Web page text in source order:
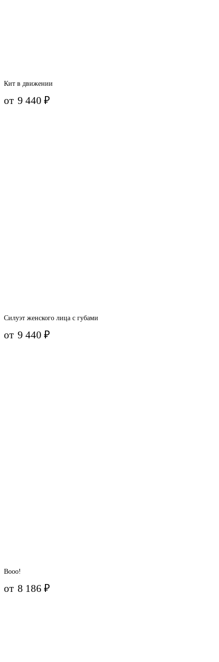
Кит в движении
от 9 440₽
Силуэт женского лица с губами
от 9 440₽
Booo!
от 8 186₽